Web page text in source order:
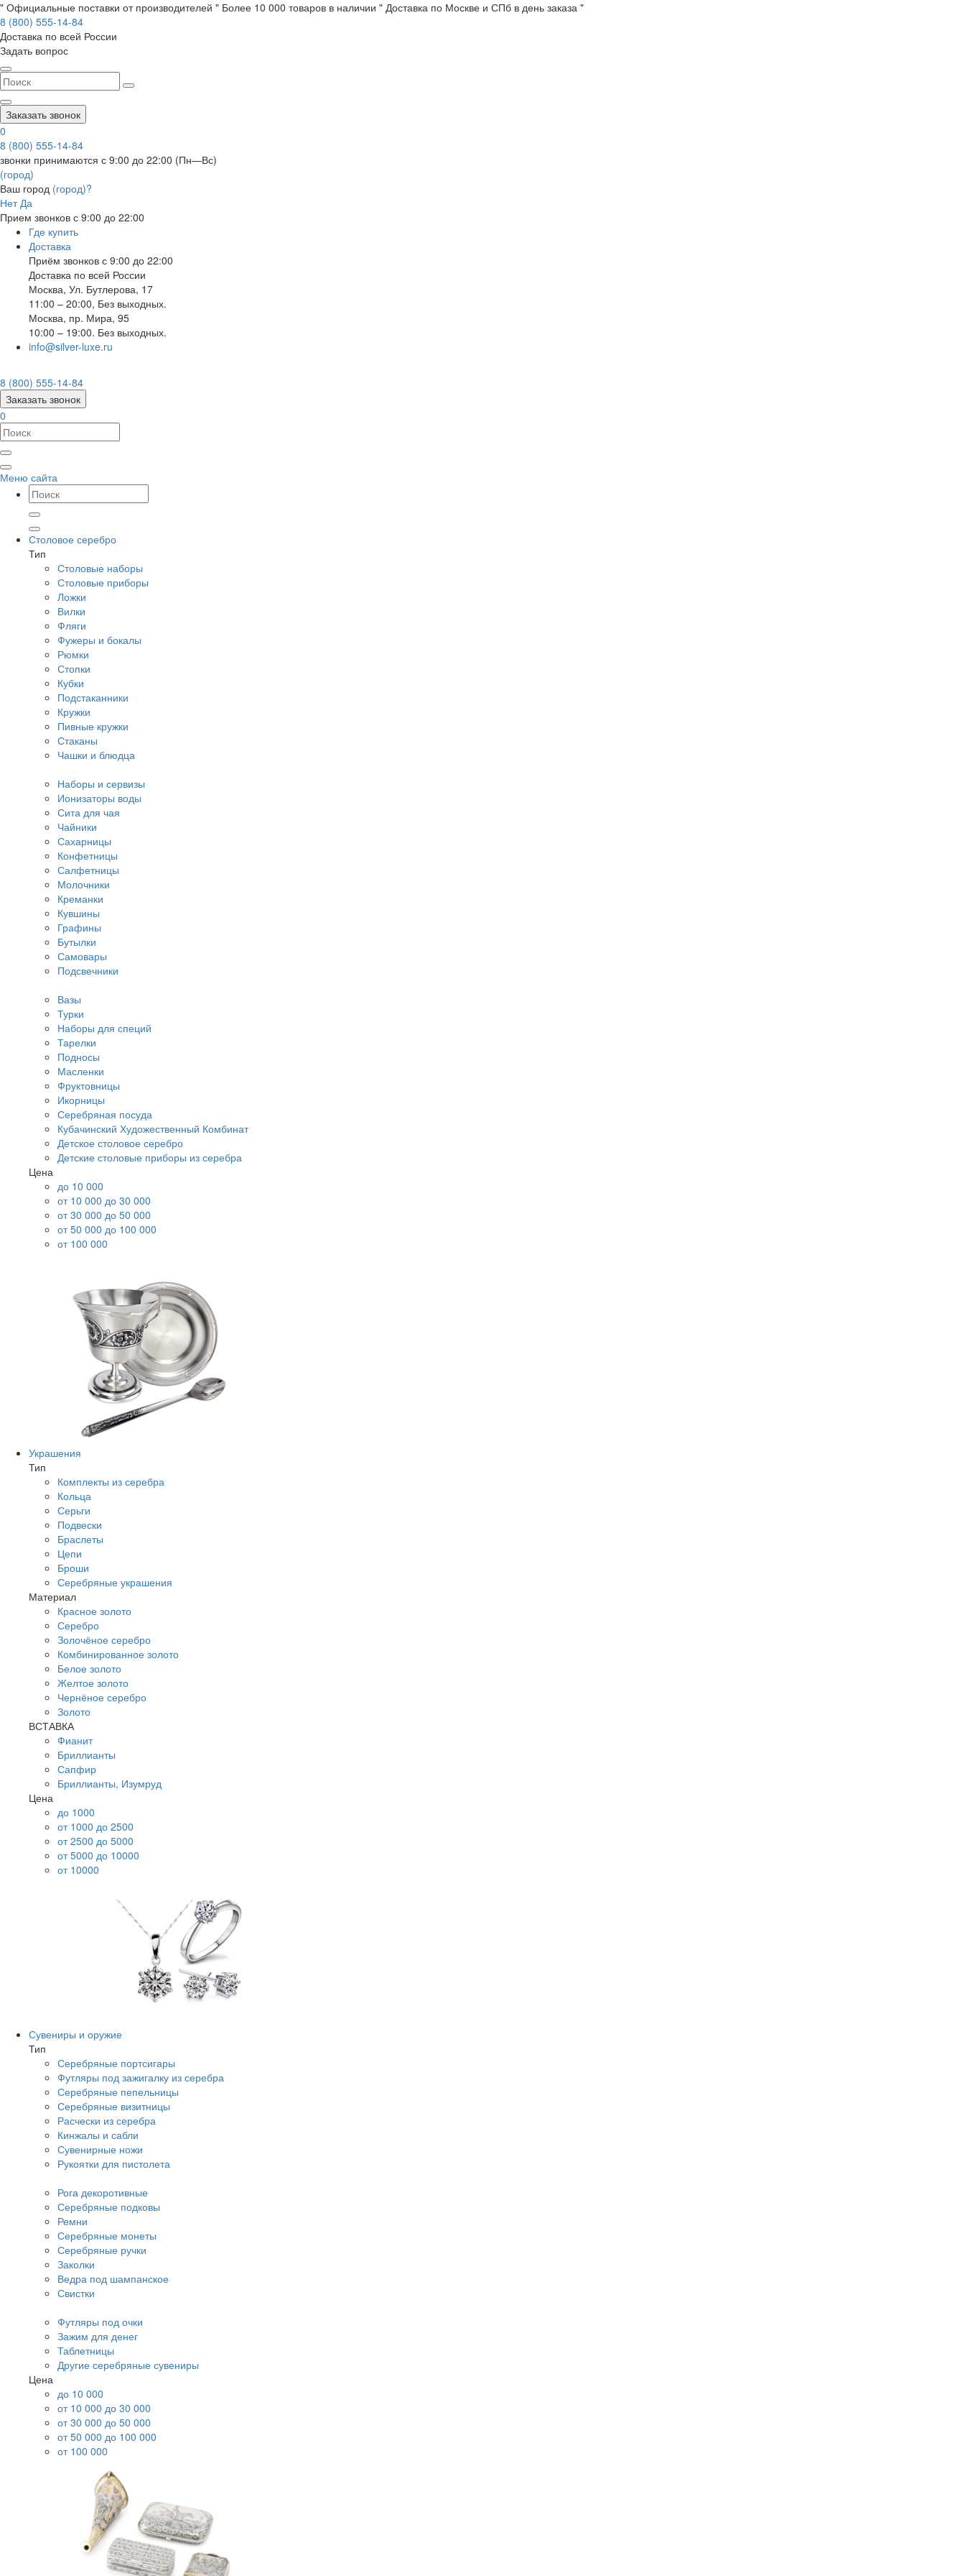
" Официальные поставки от производителей " Более 10 000 товаров в наличии " Доставка по Москве и СПб в день заказа "
8 (800) 555-14-84
Доставка по всей России
Задать вопрос
Заказать звонок
0
8 (800) 555-14-84
звонки принимаются с 9:00 до 22:00 (Пн—Вс)
(город)
Ваш город (город)?
Нет Да
Прием звонков с 9:00 до 22:00
Где купить
Доставка
Приём звонков с 9:00 до 22:00
Доставка по всей России
Москва, Ул. Бутлерова, 17
11:00 – 20:00, Без выходных.
Москва, пр. Мира, 95
10:00 – 19:00. Без выходных.
info@silver-luxe.ru
8 (800) 555-14-84
Заказать звонок
0
Меню сайта
Столовое серебро
Тип
Столовые наборы
Столовые приборы
Ложки
Вилки
Фляги
Фужеры и бокалы
Рюмки
Стопки
Кубки
Подстаканники
Кружки
Пивные кружки
Стаканы
Чашки и блюдца
Наборы и сервизы
Ионизаторы воды
Сита для чая
Чайники
Сахарницы
Конфетницы
Салфетницы
Молочники
Креманки
Кувшины
Графины
Бутылки
Самовары
Подсвечники
Вазы
Турки
Наборы для специй
Тарелки
Подносы
Масленки
Фруктовницы
Икорницы
Серебряная посуда
Кубачинский Художественный Комбинат
Детское столовое серебро
Детские столовые приборы из серебра
Цена
до 10 000
от 10 000 до 30 000
от 30 000 до 50 000
от 50 000 до 100 000
от 100 000
Украшения
Тип
Комплекты из серебра
Кольца
Серьги
Подвески
Браслеты
Цепи
Броши
Серебряные украшения
Материал
Красное золото
Серебро
Золочёное серебро
Комбинированное золото
Белое золото
Желтое золото
Чернёное серебро
Золото
ВСТАВКА
Фианит
Бриллианты
Сапфир
Бриллианты, Изумруд
Цена
до 1000
от 1000 до 2500
от 2500 до 5000
от 5000 до 10000
от 10000
Сувениры и оружие
Тип
Серебряные портсигары
Футляры под зажигалку из серебра
Серебряные пепельницы
Серебряные визитницы
Расчески из серебра
Кинжалы и сабли
Сувенирные ножи
Рукоятки для пистолета
Рога декоротивные
Серебряные подковы
Ремни
Серебряные монеты
Серебряные ручки
Заколки
Ведра под шампанское
Свистки
Футляры под очки
Зажим для денег
Таблетницы
Другие серебряные сувениры
Цена
до 10 000
от 10 000 до 30 000
от 30 000 до 50 000
от 50 000 до 100 000
от 100 000